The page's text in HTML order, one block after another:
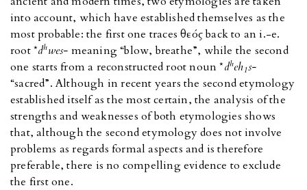
into account, which have established themselves as the
most probable: the first one traces θεός back to an i.-e.
root *dhwes- meaning “blow, breathe”, while the second
one starts from a reconstructed root noun *dheh1s-
“sacred”. Although in recent years the second etymology
established itself as the most certain, the analysis of the
strengths and weaknesses of both etymologies shows
that, although the second etymology does not involve
problems as regards formal aspects and is therefore
preferable, there is no compelling evidence to exclude
the first one.